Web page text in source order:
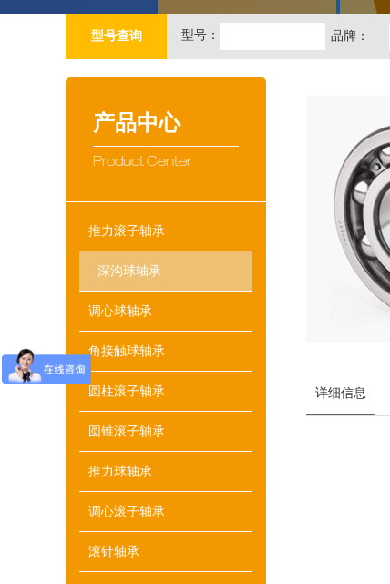
型号查询 型号： 品牌：
产品中心
Product Center
推力滚子轴承
深沟球轴承
调心球轴承
角接触球轴承
圆柱滚子轴承
圆锥滚子轴承
推力球轴承
调心滚子轴承
滚针轴承
详细信息